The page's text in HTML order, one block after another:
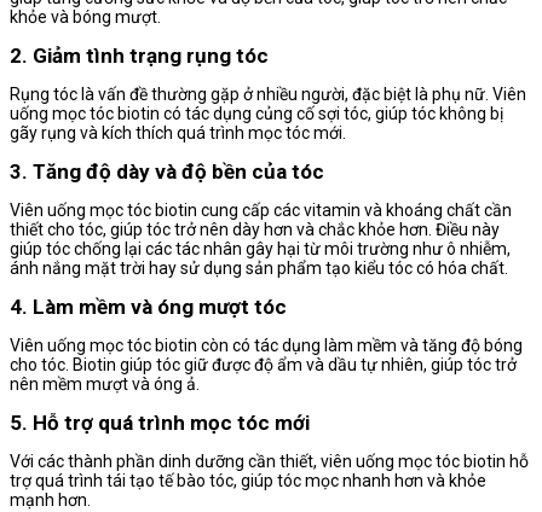
khỏe và bóng mượt.
2. Giảm tình trạng rụng tóc
Rụng tóc là vấn đề thường gặp ở nhiều người, đặc biệt là phụ nữ. Viên
uống mọc tóc biotin có tác dụng củng cố sợi tóc, giúp tóc không bị
gãy rụng và kích thích quá trình mọc tóc mới.
3. Tăng độ dày và độ bền của tóc
Viên uống mọc tóc biotin cung cấp các vitamin và khoáng chất cần
thiết cho tóc, giúp tóc trở nên dày hơn và chắc khỏe hơn. Điều này
giúp tóc chống lại các tác nhân gây hại từ môi trường như ô nhiễm,
ánh nắng mặt trời hay sử dụng sản phẩm tạo kiểu tóc có hóa chất.
4. Làm mềm và óng mượt tóc
Viên uống mọc tóc biotin còn có tác dụng làm mềm và tăng độ bóng
cho tóc. Biotin giúp tóc giữ được độ ẩm và dầu tự nhiên, giúp tóc trở
nên mềm mượt và óng ả.
5. Hỗ trợ quá trình mọc tóc mới
Với các thành phần dinh dưỡng cần thiết, viên uống mọc tóc biotin hỗ
trợ quá trình tái tạo tế bào tóc, giúp tóc mọc nhanh hơn và khỏe
mạnh hơn.